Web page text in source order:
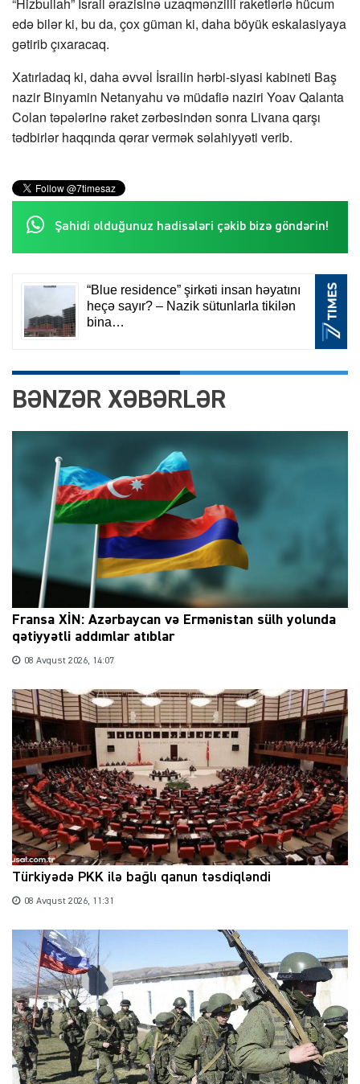
“Hizbullah” İsrail ərazisinə uzaqmənzilli raketlərlə hücum
edə bilər ki, bu da, çox güman ki, daha böyük eskalasiyaya
gətirib çıxaracaq.
Xatırladaq ki, daha əvvəl İsrailin hərbi-siyasi kabineti Baş
nazir Binyamin Netanyahu və müdafiə naziri Yoav Qalanta
Colan təpələrinə raket zərbəsindən sonra Livana qarşı
tədbirlər haqqında qərar vermək səlahiyyəti verib.
Şahidi olduğunuz hadisələri çəkib bizə göndərin!
BƏNZƏR XƏBƏRLƏR
Fransa XİN: Azərbaycan və Ermənistan sülh yolunda
qətiyyətli addımlar atıblar
08 Avqust 2026, 14:07
Türkiyədə PKK ilə bağlı qanun təsdiqləndi
08 Avqust 2026, 11:31